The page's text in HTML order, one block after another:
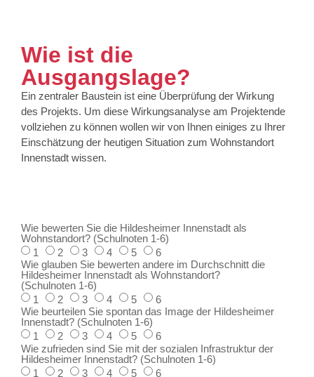
Wie ist die
Ausgangslage?
Ein zentraler Baustein ist eine Überprüfung der Wirkung
des Projekts. Um diese Wirkungsanalyse am Projektende
vollziehen zu können wollen wir von Ihnen einiges zu Ihrer
Einschätzung der heutigen Situation zum Wohnstandort
Innenstadt wissen.
Wie bewerten Sie die Hildesheimer Innenstadt als
Wohnstandort? (Schulnoten 1-6)
1
2 3 4 5
6
Wie glauben Sie bewerten andere im Durchschnitt die
Hildesheimer Innenstadt als Wohnstandort?
(Schulnoten 1-6)
1
2 3 4 5
6
Wie beurteilen Sie spontan das Image der Hildesheimer
Innenstadt? (Schulnoten 1-6)
1
2 3 4 5
6
Wie zufrieden sind Sie mit der sozialen Infrastruktur der
Hildesheimer Innenstadt? (Schulnoten 1-6)
1
2 3 4 5
6